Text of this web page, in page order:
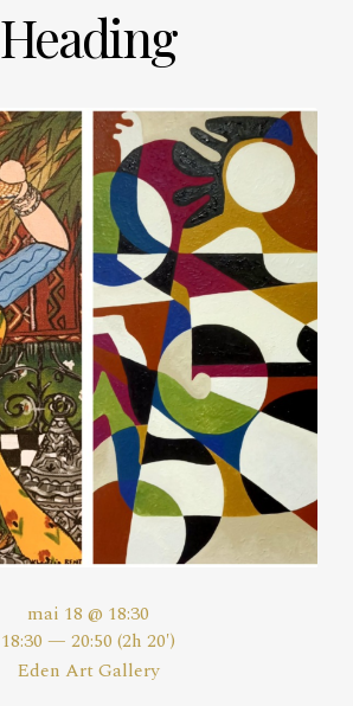
Heading
mai 18 @ 18:30
18:30 — 20:50 (2h 20′)
Eden Art Gallery